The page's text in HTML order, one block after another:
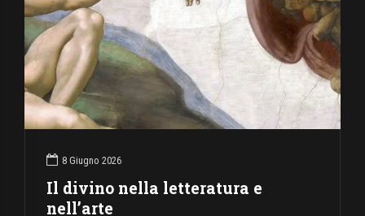
8 Giugno 2026
Il divino nella letteratura e
nell’arte